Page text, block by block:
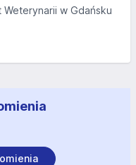
w Gdańsku